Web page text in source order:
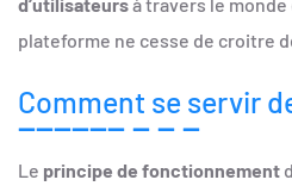
plateforme ne cesse de croitre
Comment se servir
Le principe de fonctionnement